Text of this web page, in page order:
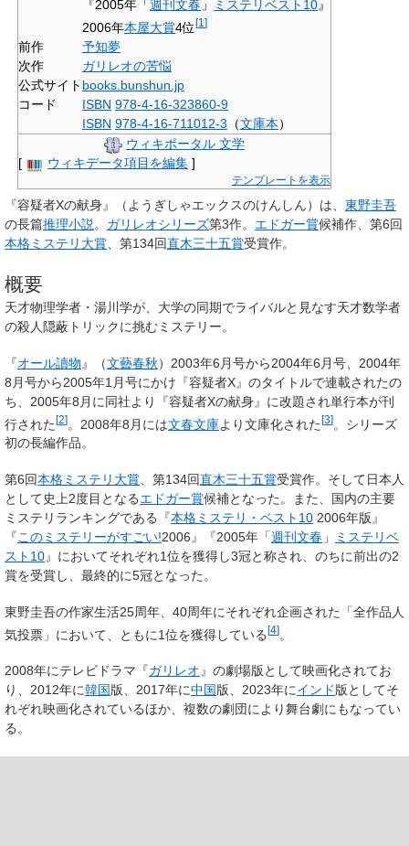
『2005年「週刊文春 」 ミステリベスト10』
2006年本屋大賞4位[1 ]
前作
予知夢
次作
ガリレオの苦悩
公式サイト books.bunshun.jp
コード
ISBN 978-4-16-323860-9
ISBN 978-4-16-711012-3 （文庫本）
ウィキポータル 文学
[
ウィキデータ項目を編集 ]
テンプレートを表示
『容疑者Xの献身』（ようぎしゃエックスのけんしん）は、 東野圭吾
の長篇推理小説 。 ガリレオシリーズ第3作。 エドガー賞候補作、第6回
本格ミステリ大賞 、第134回直木三十五賞受賞作。
概要
天才物理学者・湯川学が、大学の同期でライバルと見なす天才数学者
の殺人隠蔽トリックに挑むミステリー。
『オール讀物 』（文藝春秋）2003年6月号から2004年6月号、2004年
8月号から2005年1月号にかけ『容疑者X』のタイトルで連載されたの
ち、2005年8月に同社より『容疑者Xの献身』に改題され単行本が刊
行された[2]。2008年8月には文春文庫より文庫化された[3]。シリーズ
初の長編作品。
第6回本格ミステリ大賞 、第134回直木三十五賞受賞作。そして日本人
として史上2度目となるエドガー賞候補となった。また、国内の主要
ミステリランキングである『本格ミステリ・ベスト10 2006年版』
『このミステリーがすごい!2006』『2005年「週刊文春 」
ミステリベ
スト10』においてそれぞれ1位を獲得し3冠と称され、のちに前出の2
賞を受賞し、最終的に5冠となった。
東野圭吾の作家生活25周年、40周年にそれぞれ企画された「全作品人
気投票」において、ともに1位を獲得している[4]。
2008年にテレビドラマ『ガリレオ 』の劇場版として映画化されてお
り、2012年に韓国版、2017年に中国版、2023年にインド版としてそ
れぞれ映画化されているほか、複数の劇団により舞台劇にもなってい
る。